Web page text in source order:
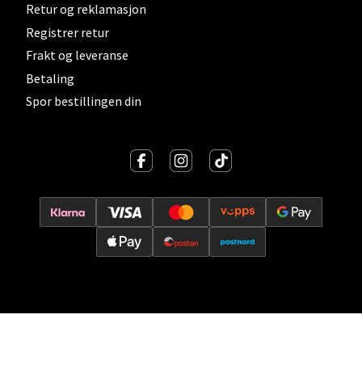
Retur og reklamasjon
Registrer retur
Frakt og leveranse
Betaling
Spor bestillingen din
Vitaminveien 7 - 9, 0485 Oslo
Åpent i dag 10-21
0 i butikk
Lillehammer - Strandtorget
Strandtorget, 2609 Lillehammer
Åpent i dag 09-20
Velg